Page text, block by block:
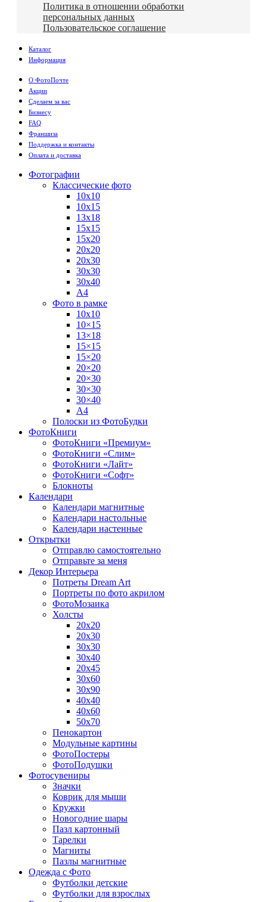
Политика в отношении обработки
персональных данных
Пользовательское соглашение
Каталог
Информация
О ФотоПочте
Акции
Сделаем за вас
Бизнесу
FAQ
Франшиза
Поддержка и контакты
Оплата и доставка
Фотографии
Классические фото
10х10
10х15
13х18
15х15
15х20
20х20
20х30
30х30
30х40
А4
Фото в рамке
10х10
10×15
13×18
15×15
15×20
20×20
20×30
30×30
30×40
A4
Полоски из ФотоБудки
ФотоКниги
ФотоКниги «Премиум»
ФотоКниги «Слим»
ФотоКниги «Лайт»
ФотоКниги «Софт»
Блокноты
Календари
Календари магнитные
Календари настольные
Календари настенные
Открытки
Отправлю самостоятельно
Отправьте за меня
Декор Интерьера
Потреты Dream Art
Портреты по фото акрилом
ФотоМозаика
Холсты
20х20
20х30
30х30
30х40
20х45
30х60
30х90
40х40
40х60
50х70
Пенокартон
Модульные картины
ФотоПостеры
ФотоПодушки
Фотоcувениры
Значки
Коврик для мыши
Кружки
Новогодние шары
Пазл картонный
Тарелки
Магниты
Пазлы магнитные
Одежда с Фото
Футболки детские
Футболки для взрослых